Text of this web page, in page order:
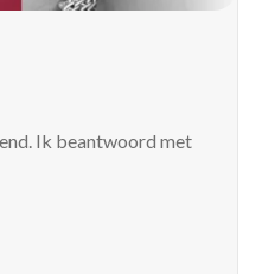
Ik beantwoord met